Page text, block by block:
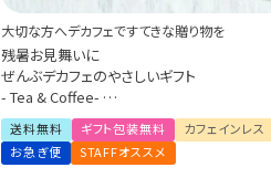
大切な方へデカフェですてきな贈り物を
残暑お見舞いに
ぜんぶデカフェのやさしいギフト
- Tea & Coffee-
デカフェドリップコーヒー3種20杯
デカフェセイロンティー 1袋
有機グリーンルイボスティー1袋
送料無料 ギフト包装無料
カフェインレス
お急ぎ便
STAFFオススメ